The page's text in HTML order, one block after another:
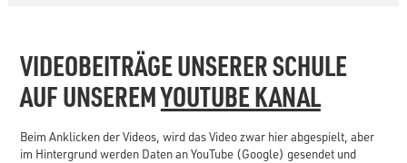
VIDEOBEITRÄGE UNSERER SCHULE
AUF UNSEREMYOUTUBE KANAL
Beim Anklicken der Videos, wird das Video zwar hier abgespielt, aber
im Hintergrund werden Daten an YouTube (Google) gesendet und